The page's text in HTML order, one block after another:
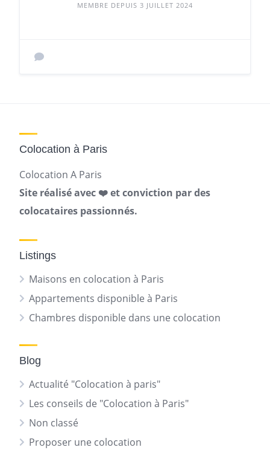
MEMBRE DEPUIS 3 JUILLET 2024
Colocation à Paris
Colocation A Paris
Site réalisé avec ❤️ et conviction par des
colocataires passionnés.
Listings
Maisons en colocation à Paris
Appartements disponible à Paris
Chambres disponible dans une colocation
Blog
Actualité "Colocation à paris"
Les conseils de "Colocation à Paris"
Non classé
Proposer une colocation